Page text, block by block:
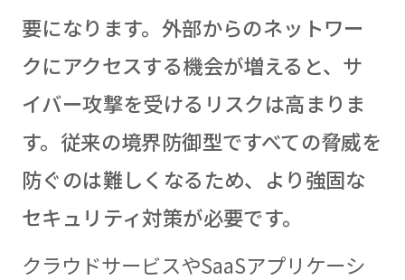
要になります。外部からのネットワー
クにアクセスする機会が増えると、サ
イバー攻撃を受けるリスクは高まりま
す。従来の境界防御型ですべての脅威を
防ぐのは難しくなるため、より強固な
セキュリティ対策が必要です。
クラウドサービスやSaaSアプリケーシ